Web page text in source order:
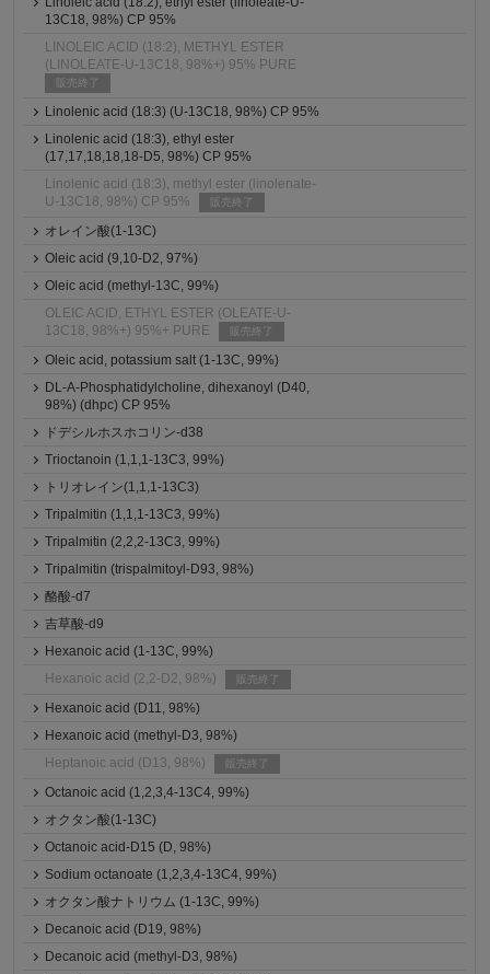
13C18, 98%) CP 95%
LINOLEIC ACID (18:2), METHYL ESTER
(LINOLEATE-U-13C18, 98%+) 95% PURE
販売終了
Linolenic acid (18:3) (U-13C18, 98%) CP 95%
Linolenic acid (18:3), ethyl ester
(17,17,18,18,18-D5, 98%) CP 95%
Linolenic acid (18:3), methyl ester (linolenate-
U-13C18, 98%) CP 95%
販売終了
オレイン酸(1-13C)
Oleic acid (9,10-D2, 97%)
Oleic acid (methyl-13C, 99%)
OLEIC ACID, ETHYL ESTER (OLEATE-U-
13C18, 98%+) 95%+ PURE
販売終了
Oleic acid, potassium salt (1-13C, 99%)
DL-A-Phosphatidylcholine, dihexanoyl (D40,
98%) (dhpc) CP 95%
ドデシルホスホコリン-d38
Trioctanoin (1,1,1-13C3, 99%)
トリオレイン(1,1,1-13C3)
Tripalmitin (1,1,1-13C3, 99%)
Tripalmitin (2,2,2-13C3, 99%)
Tripalmitin (trispalmitoyl-D93, 98%)
酪酸-d7
吉草酸-d9
Hexanoic acid (1-13C, 99%)
Hexanoic acid (2,2-D2, 98%)
販売終了
Hexanoic acid (D11, 98%)
Hexanoic acid (methyl-D3, 98%)
Heptanoic acid (D13, 98%)
販売終了
Octanoic acid (1,2,3,4-13C4, 99%)
オクタン酸(1-13C)
Octanoic acid-D15 (D, 98%)
Sodium octanoate (1,2,3,4-13C4, 99%)
オクタン酸ナトリウム (1-13C, 99%)
Decanoic acid (D19, 98%)
Decanoic acid (methyl-D3, 98%)